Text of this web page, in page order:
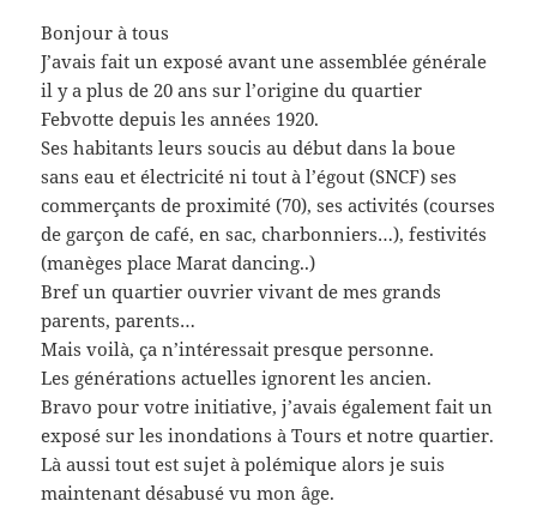
Bonjour à tous
J’avais fait un exposé avant une assemblée générale
il y a plus de 20 ans sur l’origine du quartier
Febvotte depuis les années 1920.
Ses habitants leurs soucis au début dans la boue
sans eau et électricité ni tout à l’égout (SNCF) ses
commerçants de proximité (70), ses activités (courses
de garçon de café, en sac, charbonniers…), festivités
(manèges place Marat dancing..)
Bref un quartier ouvrier vivant de mes grands
parents, parents…
Mais voilà, ça n’intéressait presque personne.
Les générations actuelles ignorent les ancien.
Bravo pour votre initiative, j’avais également fait un
exposé sur les inondations à Tours et notre quartier.
Là aussi tout est sujet à polémique alors je suis
maintenant désabusé vu mon âge.